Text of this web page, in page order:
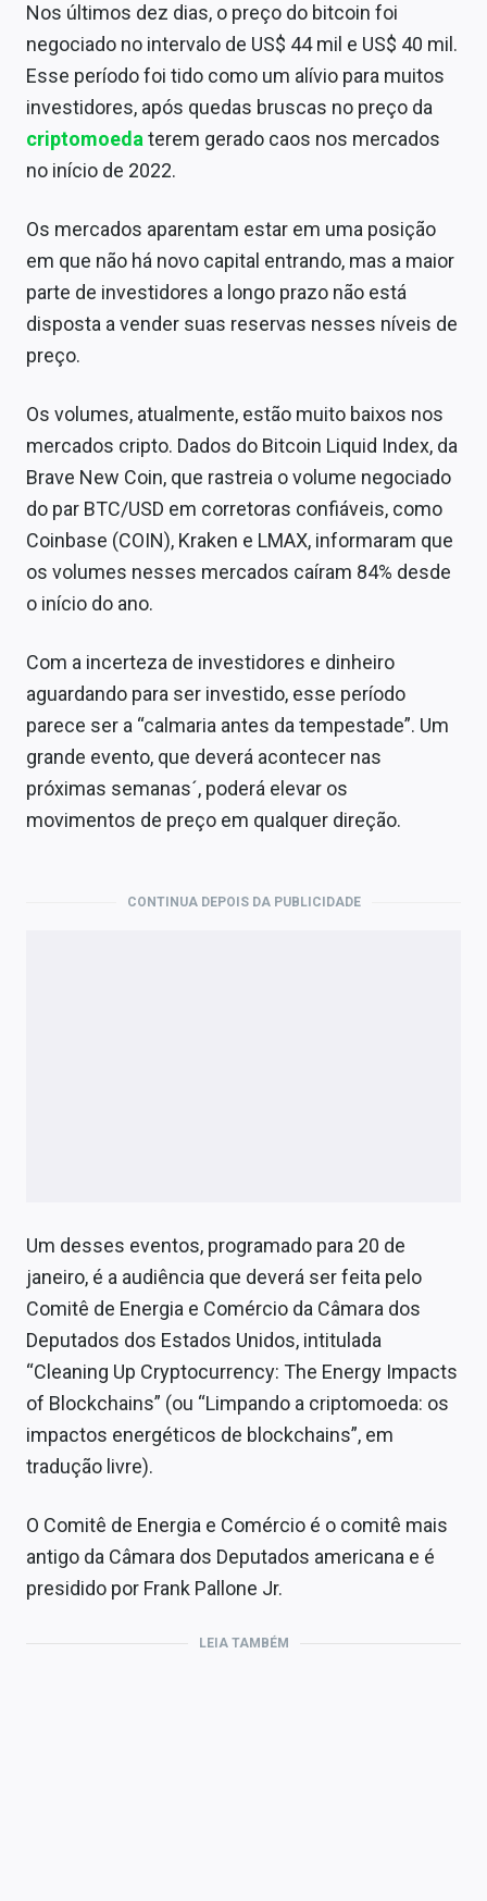
Expediente
Contato
Nos últimos dez dias, o preço do bitcoin foi
negociado no intervalo de US$ 44 mil e US$ 40 mil.
Esse período foi tido como um alívio para muitos
investidores, após quedas bruscas no preço da
criptomoedaterem gerado caos nos mercados
no início de 2022.
Os mercados aparentam estar em uma posição
em que não há novo capital entrando, mas a maior
parte de investidores a longo prazo não está
disposta a vender suas reservas nesses níveis de
preço.
Os volumes, atualmente, estão muito baixos nos
mercados cripto. Dados do Bitcoin Liquid Index, da
Brave New Coin, que rastreia o volume negociado
do par BTC/USD em corretoras confiáveis, como
Coinbase (COIN), Kraken e LMAX, informaram que
os volumes nesses mercados caíram 84% desde
o início do ano.
Com a incerteza de investidores e dinheiro
aguardando para ser investido, esse período
parece ser a “calmaria antes da tempestade”. Um
grande evento, que deverá acontecer nas
próximas semanas´, poderá elevar os
movimentos de preço em qualquer direção.
CONTINUA DEPOIS DA PUBLICIDADE
Um desses eventos, programado para 20 de
janeiro, é a audiência que deverá ser feita pelo
Comitê de Energia e Comércio da Câmara dos
Deputados dos Estados Unidos, intitulada
“Cleaning Up Cryptocurrency: The Energy Impacts
of Blockchains” (ou “Limpando a criptomoeda: os
impactos energéticos de blockchains”, em
tradução livre).
O Comitê de Energia e Comércio é o comitê mais
antigo da Câmara dos Deputados americana e é
presidido por Frank Pallone Jr.
LEIA TAMBÉM